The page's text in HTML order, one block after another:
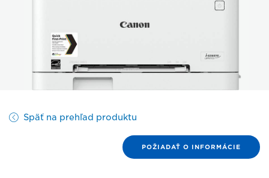
Späť na prehľad produktu
POŽIADAŤ O INFORMÁCIE